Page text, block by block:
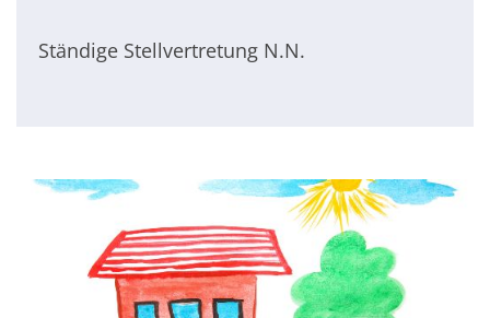
Ständige Stellvertretung N.N.